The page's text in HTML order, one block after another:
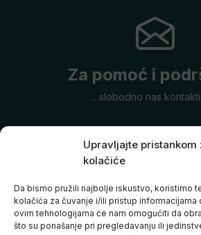
Upravljajte pristankom
kolačiće
Da bismo pružili najbolje iskustvo, koristimo
kolačića za čuvanje i/ili pristup informacijama
ovim tehnologijama će nam omogućiti da
što su ponašanje pri pregledavanju ili
Za pomoć i
... slobodno nas
Kontaktirajte nas:
+385 40 310